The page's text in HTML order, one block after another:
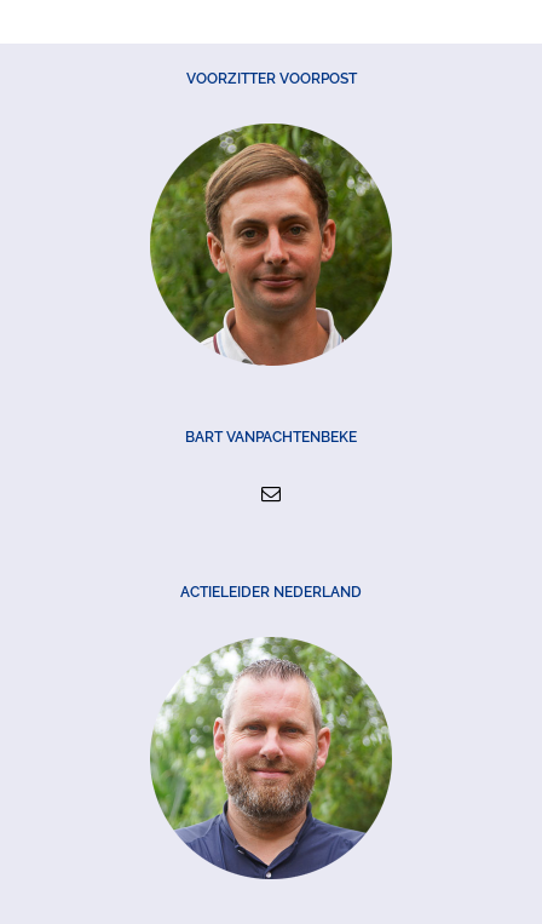
VOORZITTER VOORPOST
BART VANPACHTENBEKE
ACTIELEIDER NEDERLAND